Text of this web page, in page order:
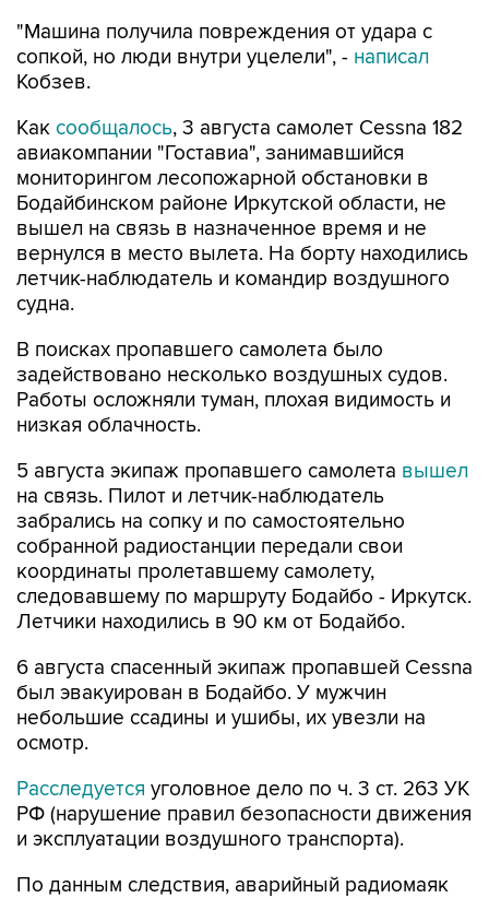
"Машина получила повреждения от удара с
сопкой, но люди внутри уцелели", - написал
Кобзев.
Как сообщалось, 3 августа самолет Cessna 182
авиакомпании "Гоставиа", занимавшийся
мониторингом лесопожарной обстановки в
Бодайбинском районе Иркутской области, не
вышел на связь в назначенное время и не
вернулся в место вылета. На борту находились
летчик-наблюдатель и командир воздушного
судна.
В поисках пропавшего самолета было
задействовано несколько воздушных судов.
Работы осложняли туман, плохая видимость и
низкая облачность.
5 августа экипаж пропавшего самолета вышел
на связь. Пилот и летчик-наблюдатель
забрались на сопку и по самостоятельно
собранной радиостанции передали свои
координаты пролетавшему самолету,
следовавшему по маршруту Бодайбо - Иркутск.
Летчики находились в 90 км от Бодайбо.
6 августа спасенный экипаж пропавшей Cessna
был эвакуирован в Бодайбо. У мужчин
небольшие ссадины и ушибы, их увезли на
осмотр.
Расследуется уголовное дело по ч. 3 ст. 263 УК
РФ (нарушение правил безопасности движения
и эксплуатации воздушного транспорта).
По данным следствия, аварийный радиомаяк